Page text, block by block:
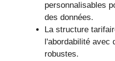
personnalisables
des données.
La structure
l'abordabilité avec
robustes.